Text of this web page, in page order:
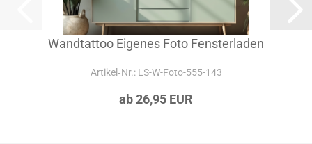
Wandtattoo Eigenes Foto Fensterladen
Artikel‑Nr.: LS-W-Foto-555-143
ab 26,95 EUR